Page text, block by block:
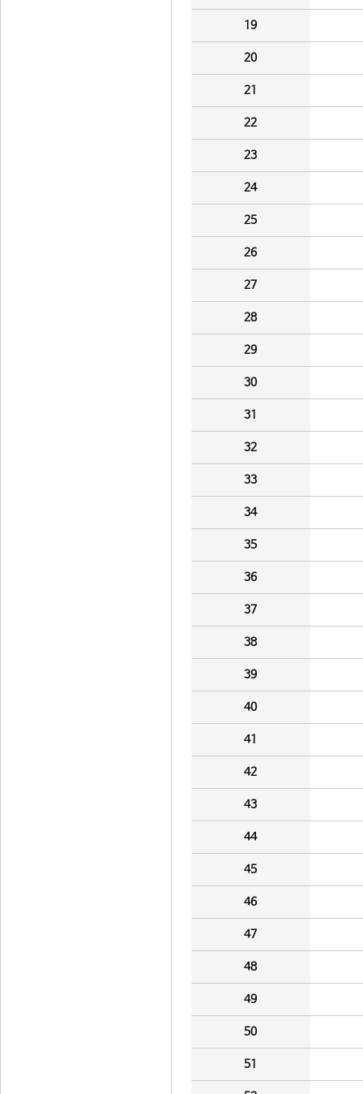
19
20
21
22
23
24
25
26
27
28
29
30
31
32
33
34
35
36
37
38
39
40
41
42
43
44
45
46
47
48
49
50
51